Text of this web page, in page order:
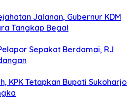
Jalanan, Gubernur KDM
Tangkap Begal
Sepakat Berdamai, RJ
KPK Tetapkan Bupati Sukoharjo